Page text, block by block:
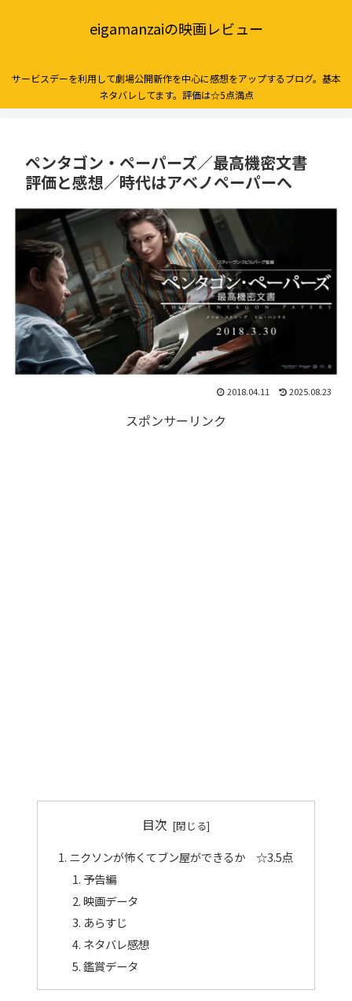
eigamanzaiの映画レビュー
サービスデーを利用して劇場公開新作を中心に感想をアップするブログ。基本
ネタバレしてます。評価は☆5点満点
ペンタゴン・ペーパーズ／最高機密文書
評価と感想／時代はアベノペーパーへ
2018.04.11 2025.08.23
スポンサーリンク
目次
ニクソンが怖くてブン屋ができるか ☆3.5点
予告編
映画データ
あらすじ
ネタバレ感想
鑑賞データ